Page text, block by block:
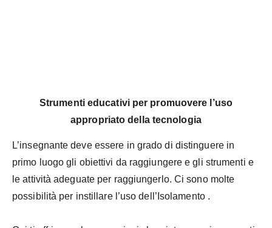
Strumenti educativi per promuovere l’uso
appropriato della tecnologia
L’insegnante deve essere in grado di distinguere in
primo luogo gli obiettivi da raggiungere e gli strumenti e
le attività adeguate per raggiungerlo. Ci sono molte
possibilità per instillare l’uso dell’Isolamento .